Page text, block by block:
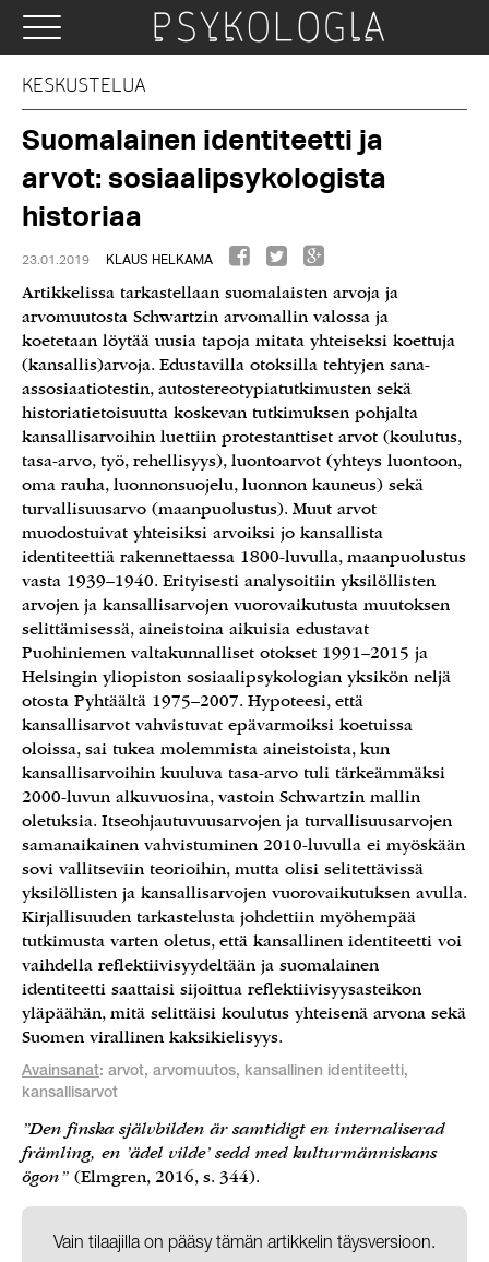
KESKUSTELUA
Suomalainen identiteetti ja
arvot: sosiaalipsykologista
historiaa
23.01.2019 KLAUS HELKAMA
Artikkelissa tarkastellaan suomalaisten arvoja ja
arvomuutosta Schwartzin arvomallin valossa ja
koetetaan löytää uusia tapoja mitata yhteiseksi koettuja
(kansallis)arvoja. Edustavilla otoksilla tehtyjen sana-
assosiaatiotestin, autostereotypiatutkimusten sekä
historiatietoisuutta koskevan tutkimuksen pohjalta
kansallisarvoihin luettiin protestanttiset arvot (koulutus,
tasa-arvo, työ, rehellisyys), luontoarvot (yhteys luontoon,
oma rauha, luonnonsuojelu, luonnon kauneus) sekä
turvallisuusarvo (maanpuolustus). Muut arvot
muodostuivat yhteisiksi arvoiksi jo kansallista
identiteettiä rakennettaessa 1800-luvulla, maanpuolustus
vasta 1939–1940. Erityisesti analysoitiin yksilöllisten
arvojen ja kansallisarvojen vuorovaikutusta muutoksen
selittämisessä, aineistoina aikuisia edustavat
Puohiniemen valtakunnalliset otokset 1991–2015 ja
Helsingin yliopiston sosiaalipsykologian yksikön neljä
otosta Pyhtäältä 1975–2007. Hypoteesi, että
kansallisarvot vahvistuvat epävarmoiksi koetuissa
oloissa, sai tukea molemmista aineistoista, kun
kansallisarvoihin kuuluva tasa-arvo tuli tärkeämmäksi
2000-luvun alkuvuosina, vastoin Schwartzin mallin
oletuksia. Itseohjautuvuusarvojen ja turvallisuusarvojen
samanaikainen vahvistuminen 2010-luvulla ei myöskään
sovi vallitseviin teorioihin, mutta olisi selitettävissä
yksilöllisten ja kansallisarvojen vuorovaikutuksen avulla.
Kirjallisuuden tarkastelusta johdettiin myöhempää
tutkimusta varten oletus, että kansallinen identiteetti voi
vaihdella reflektiivisyydeltään ja suomalainen
identiteetti saattaisi sijoittua reflektiivisyysasteikon
yläpäähän, mitä selittäisi koulutus yhteisenä arvona sekä
Suomen virallinen kaksikielisyys.
Avainsanat: arvot, arvomuutos, kansallinen identiteetti,
kansallisarvot
”Den finska självbilden är samtidigt en internaliserad
främling, en ’ädel vilde’ sedd med kulturmänniskans
ögon” (Elmgren, 2016, s. 344).
Vain tilaajilla on pääsy tämän artikkelin täysversioon.